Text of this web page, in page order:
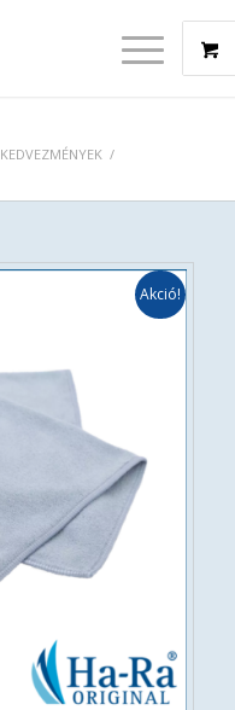
KEDVEZMÉNYEK /
Akció!